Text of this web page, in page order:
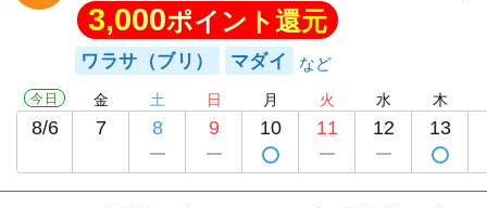
3,000ポイント還元
ワラサ（ブリ） マダイ
今日
8/6
金
7
土
8
日
9
月
10
火
11
水
12
木
13